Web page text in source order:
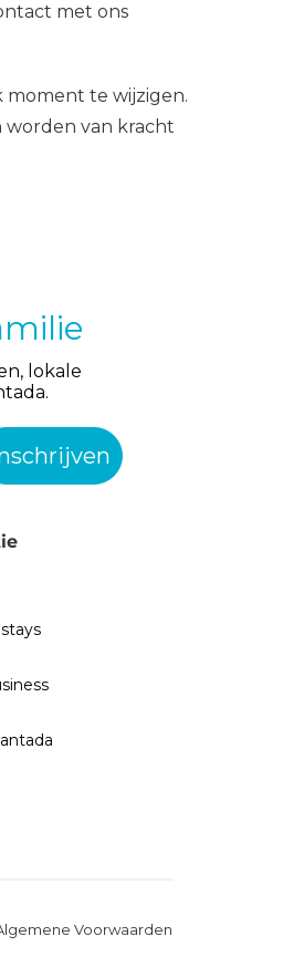
met ons
te wijzigen.
van kracht
lokale
Voorwaarden